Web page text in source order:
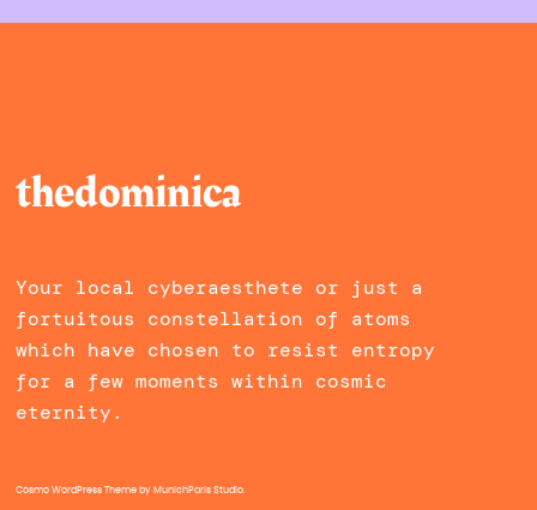
thedominica
Your local cyberaesthete or just a
fortuitous constellation of atoms
which have chosen to resist entropy
for a few moments within cosmic
eternity.
Cosmo WordPress Themeby MunichParis Studio.